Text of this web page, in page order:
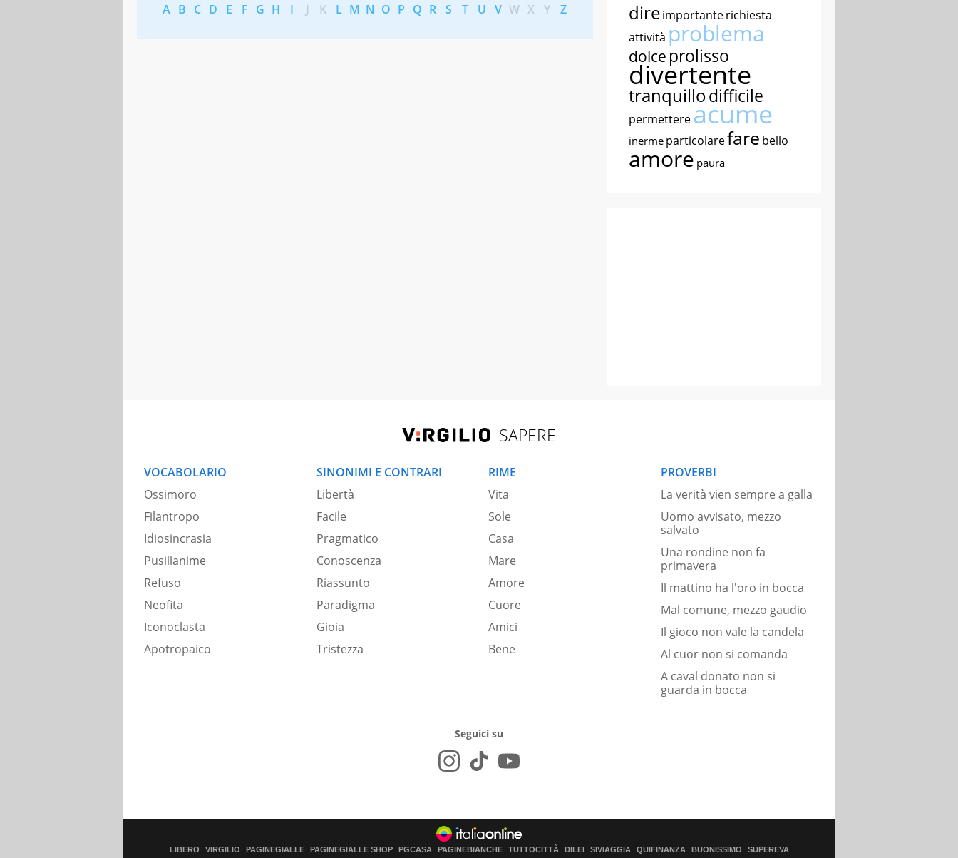
A B C D E F G H I J K L M N O P Q R S T U V W X Y Z direimportanterichiesta
attività problema
dolce prolisso
divertente
tranquillodifficile
permettereacume
inerme particolarefare bello
amore paura
SAPERE
VOCABOLARIO
Ossimoro
Filantropo
Idiosincrasia
Pusillanime
Refuso
Neofita
Iconoclasta
Apotropaico
SINONIMI E CONTRARI
Libertà
Facile
Pragmatico
Conoscenza
Riassunto
Paradigma
Gioia
Tristezza
RIME
Vita
Sole
Casa
Mare
Amore
Cuore
Amici
Bene
PROVERBI
La verità vien sempre a galla
Uomo avvisato, mezzo
salvato
Una rondine non fa
primavera
Il mattino ha l'oro in bocca
Mal comune, mezzo gaudio
Il gioco non vale la candela
Al cuor non si comanda
A caval donato non si
guarda in bocca
Seguici su
LIBERO VIRGILIO PAGINEGIALLE PAGINEGIALLE SHOP PGCASA PAGINEBIANCHE TUTTOCITTÀ DILEI SIVIAGGIA QUIFINANZA BUONISSIMO SUPEREVA